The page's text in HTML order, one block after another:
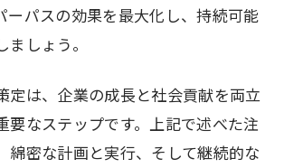
ーパスの効果を最大化し、持続可能
しょう。
定は、企業の成長と社会貢献を両立
要なステップです。上記で述べた注
綿密な計画と実行、そして継続的な